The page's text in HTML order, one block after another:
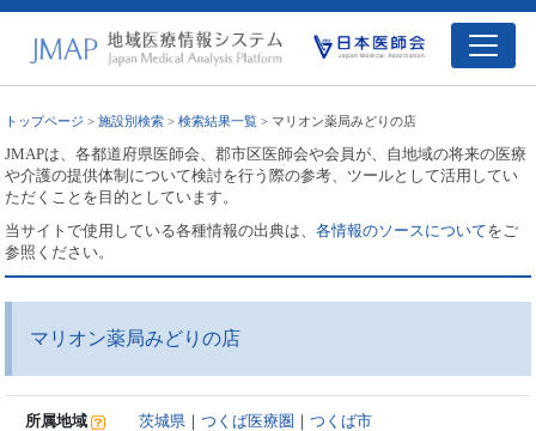
トップページ >施設別検索 >検索結果一覧 > マリオン薬局みどりの店
JMAPは、各都道府県医師会、郡市区医師会や会員が、自地域の将来の医療
や介護の提供体制について検討を行う際の参考、ツールとして活用してい
ただくことを目的としています。
当サイトで使用している各種情報の出典は、各情報のソースについてをご
参照ください。
マリオン薬局みどりの店
所属地域 茨城県 ｜つくば医療圏 ｜つくば市